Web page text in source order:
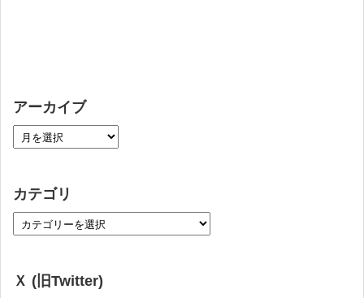
アーカイブ
カテゴリ
Ｘ (旧Twitter)